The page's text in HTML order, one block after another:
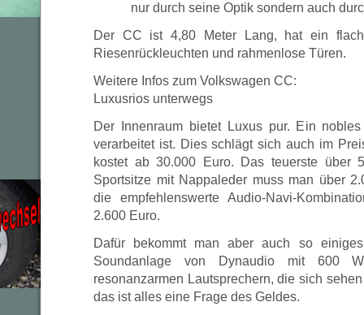
nur durch seine Optik sondern auch
Der CC ist 4,80 Meter Lang, hat ein
Riesenrückleuchten und rahmenlose Türen.
Weitere Infos zum Volkswagen CC:
Luxusrios unterwegs
Der Innenraum bietet Luxus pur. Ein
verarbeitet ist. Dies schlägt sich auch im
kostet ab 30.000 Euro. Das teuerste über
Sportsitze mit Nappaleder muss man über
die empfehlenswerte Audio-Navi-
2.600 Euro.
Dafür bekommt man aber auch so
Soundanlage von Dynaudio mit 600
resonanzarmen Lautsprechern, die sich
das ist alles eine Frage des Geldes.